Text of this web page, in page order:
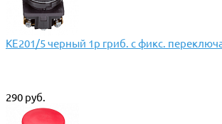
КЕ201/5 черный 1р гриб. с фикс.
290 руб.